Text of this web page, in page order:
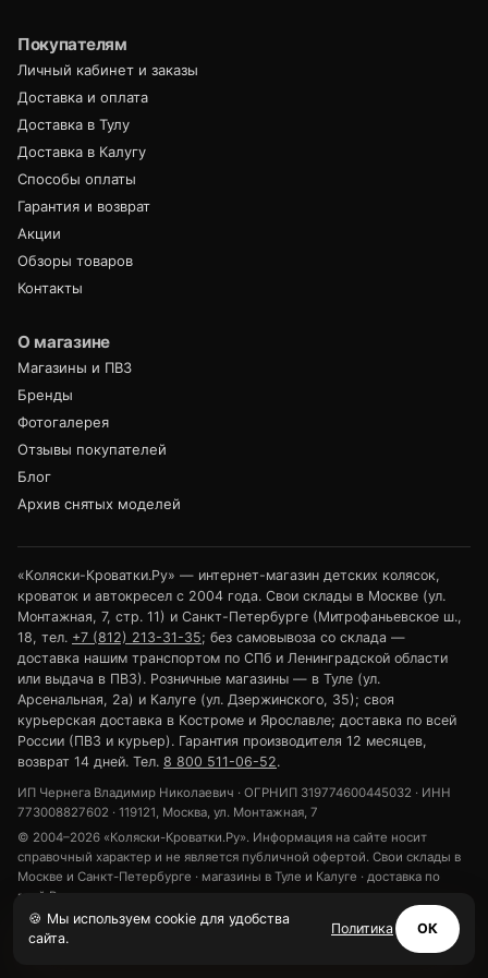
Покупателям
Личный кабинет и заказы
Доставка и оплата
Доставка в Тулу
Доставка в Калугу
Способы оплаты
Гарантия и возврат
Акции
Обзоры товаров
Контакты
О магазине
Магазины и ПВЗ
Бренды
Фотогалерея
Отзывы покупателей
Блог
Архив снятых моделей
«Коляски-Кроватки.Ру» — интернет-магазин детских колясок,
кроваток и автокресел с 2004 года. Свои склады в Москве (ул.
Монтажная, 7, стр. 11) и Санкт-Петербурге (Митрофаньевское ш.,
18, тел. +7 (812) 213-31-35; без самовывоза со склада —
доставка нашим транспортом по СПб и Ленинградской области
или выдача в ПВЗ). Розничные магазины — в Туле (ул.
Арсенальная, 2а) и Калуге (ул. Дзержинского, 35); своя
курьерская доставка в Костроме и Ярославле; доставка по всей
России (ПВЗ и курьер). Гарантия производителя 12 месяцев,
возврат 14 дней. Тел. 8 800 511-06-52.
ИП Чернега Владимир Николаевич · ОГРНИП 319774600445032 · ИНН
773008827602 · 119121, Москва, ул. Монтажная, 7
© 2004–2026 «Коляски-Кроватки.Ру». Информация на сайте носит
справочный характер и не является публичной офертой. Свои склады в
Москве и Санкт-Петербурге · магазины в Туле и Калуге · доставка по
всей России.
Политика конфиденциальностиОбработка персональных данных
Использование cookie
🍪 Мы используем cookie для удобства
сайта.
Политика ОК